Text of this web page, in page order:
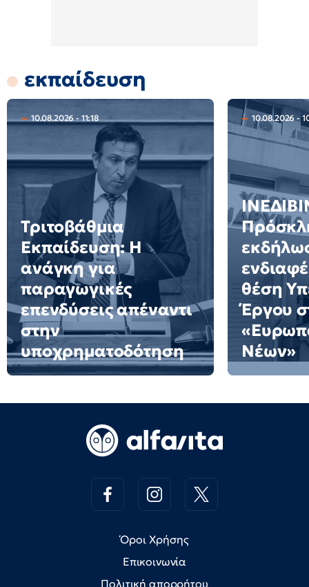
εκπαίδευση
10.08.2026 - 11:18
Τριτοβάθμια
Εκπαίδευση: Η
ανάγκη για
παραγωγικές
επενδύσεις απέναντι
στην
υποχρηματοδότηση
10.08.2026 -
θέση
Έργου
Νέων»
Όροι Χρήσης
Επικοινωνία
Πολιτική απορρήτου